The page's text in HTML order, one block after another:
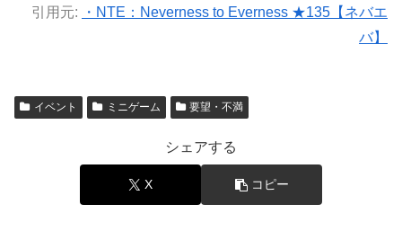
引用元:
・NTE：Neverness to Everness ★135【ネバエ
バ】
イベント ミニゲーム 要望・不満
シェアする
X コピー